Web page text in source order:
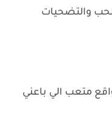
والتضحيات
متعب الي باعني